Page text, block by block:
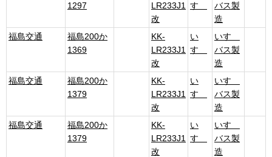
1297
LR233J1
改
すゞ
バス製
造
福島交通
福島200か
1369
KK-
LR233J1
改
い
すゞ
いすゞ
バス製
造
福島交通
福島200か
1379
KK-
LR233J1
改
い
すゞ
いすゞ
バス製
造
福島交通
福島200か
1379
KK-
LR233J1
改
い
すゞ
いすゞ
バス製
造